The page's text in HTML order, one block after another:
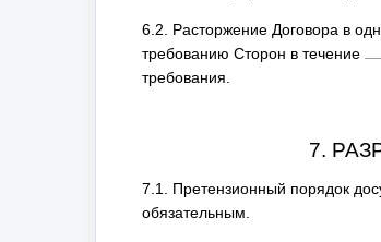
6.2. Расторжение Договора в
требованию Сторон в течение
требования.
7.
7.1. Претензионный порядок
обязательным.